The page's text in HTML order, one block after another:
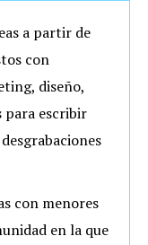
a partir de
con
diseño,
para escribir
con menores
en la que